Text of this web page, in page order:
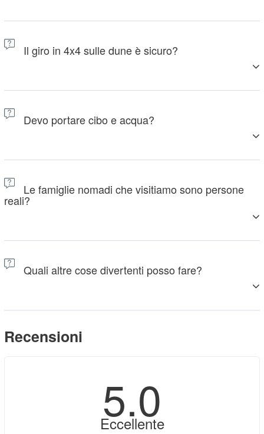
Il giro in 4x4 sulle dune è sicuro?
Sì, è sicuro. Il viaggio è divertente ed emozionante, come una
piccola avventura. Gli autisti conoscono perfettamente il
deserto. Sono esperti. Se hai paura, basta dirlo all'autista.
Devo portare cibo e acqua?
Per i viaggi brevi, ti consigliamo di portare con te una bottiglia
d'acqua. Per i viaggi che durano molte ore o l'intera giornata,
l'agenzia turistica ti fornirà il pranzo e l'acqua. È consigliabile
chiedere informazioni al riguardo al momento della
Le famiglie nomadi che visitiamo sono persone
reali?
Sì, sono famiglie reali che vivono davvero nel deserto. La
vostra guida le conosce. State visitando la loro vera casa.
Non si tratta di una rappresentazione. È uno sguardo alla loro
vita reale. Chiedete sempre il loro permesso prima di scattare
Quali altre cose divertenti posso fare?
un buggy nel deserto di Merzouga.
Recensioni
5.0
Eccellente